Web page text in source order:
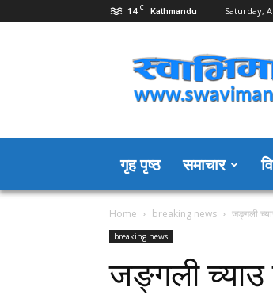
14 C Kathmandu Saturday,
Swaviman
Nepal
गृह पृष्ठ समाचार
Home breaking news जङ्गली
breaking news
जङ्गली च्याउ